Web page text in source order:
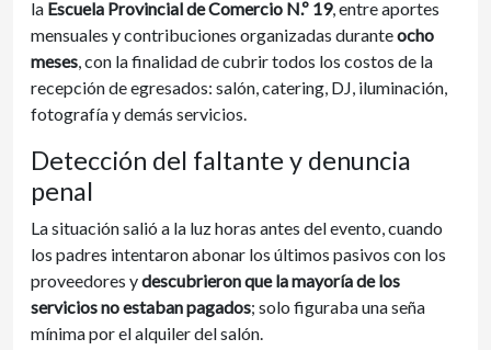
la Escuela Provincial de Comercio N.º 19, entre aportes
mensuales y contribuciones organizadas duranteocho
meses, con la finalidad de cubrir todos los costos de la
recepción de egresados: salón, catering, DJ, iluminación,
fotografía y demás servicios.
Detección del faltante y denuncia
penal
La situación salió a la luz horas antes del evento, cuando
los padres intentaron abonar los últimos pasivos con los
proveedores ydescubrieron que la mayoría de los
servicios no estaban pagados; solo figuraba una seña
mínima por el alquiler del salón.